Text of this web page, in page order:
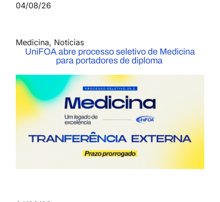
04/08/26
Medicina, Notícias
UniFOA abre processo seletivo de Medicina
para portadores de diploma